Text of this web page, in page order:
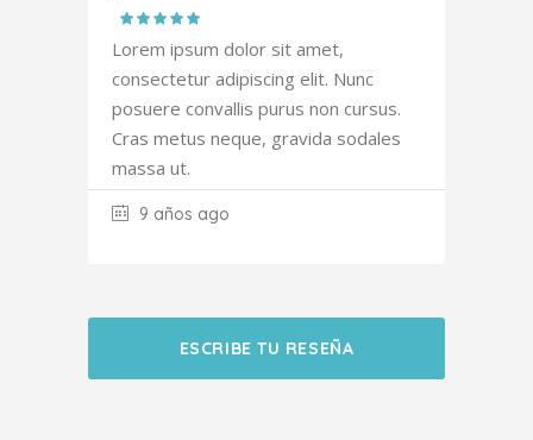
Lorem ipsum dolor sit amet,
consectetur adipiscing elit. Nunc
posuere convallis purus non cursus.
Cras metus neque, gravida sodales
massa ut.
9 años ago
ESCRIBE TU RESEÑA